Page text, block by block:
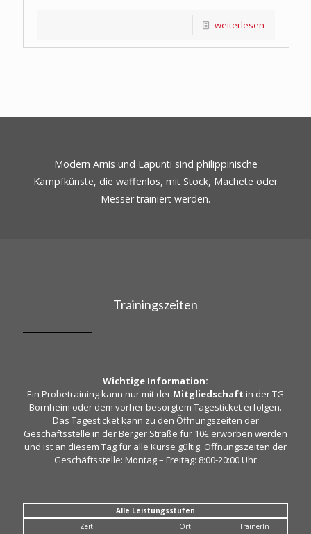
weiterlesen
Modern Arnis und Lapunti sind philippinische
Kampfkünste, die waffenlos, mit Stock, Machete oder
Messer trainiert werden.
Trainingszeiten
Wichtige Information:
Ein Probetraining kann nur mit der Mitgliedschaft in der TG
Bornheim oder dem vorher besorgtem Tagesticket erfolgen.
Das Tagesticket kann zu den Öffnungszeiten der
Geschäftsstelle in der Berger Straße für 10€ erworben werden
und ist an diesem Tag für alle Kurse gültig. Öffnungszeiten der
Geschäftsstelle: Montag – Freitag: 8:00-20:00 Uhr
Alle Leistungsstufen
Zeit
Ort
TrainerIn